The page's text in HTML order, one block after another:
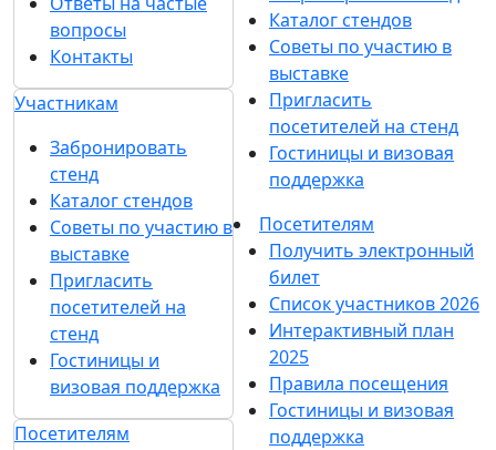
вопросы
Контакты
Участникам
Забронировать
стенд
Каталог стендов
Советы по участию в
выставке
Пригласить
посетителей на
стенд
Гостиницы и
визовая поддержка
Посетителям
Каталог стендов
Советы по участию в
выставке
Пригласить
посетителей на стенд
Гостиницы и визовая
поддержка
Посетителям
Получить электронный
билет
Список участников 2026
Интерактивный план
2025
Правила посещения
Гостиницы и визовая
поддержка